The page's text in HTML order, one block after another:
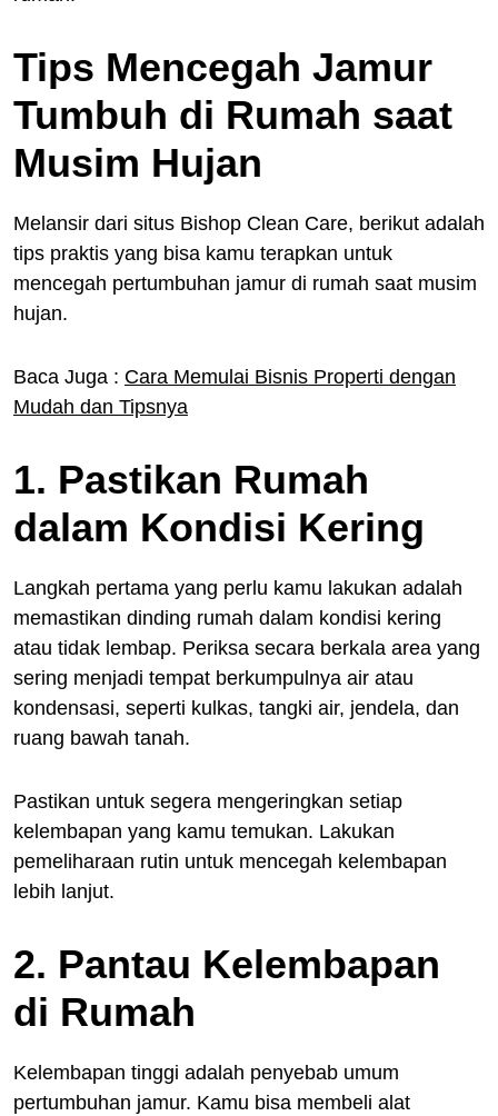
Tips Mencegah Jamur
Tumbuh di Rumah saat
Musim Hujan
Melansir dari situs Bishop Clean Care, berikut adalah
tips praktis yang bisa kamu terapkan untuk
mencegah pertumbuhan jamur di rumah saat musim
hujan.
Baca Juga : Cara Memulai Bisnis Properti dengan
Mudah dan Tipsnya
1. Pastikan Rumah
dalam Kondisi Kering
Langkah pertama yang perlu kamu lakukan adalah
memastikan dinding rumah dalam kondisi kering
atau tidak lembap. Periksa secara berkala area yang
sering menjadi tempat berkumpulnya air atau
kondensasi, seperti kulkas, tangki air, jendela, dan
ruang bawah tanah.
Pastikan untuk segera mengeringkan setiap
kelembapan yang kamu temukan. Lakukan
pemeliharaan rutin untuk mencegah kelembapan
lebih lanjut.
2. Pantau Kelembapan
di Rumah
Kelembapan tinggi adalah penyebab umum
pertumbuhan jamur. Kamu bisa membeli alat